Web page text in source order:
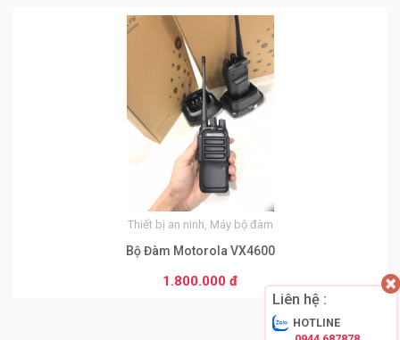
Liên hệ :
HOTLINE
Thiết bị an ninh, Máy bộ đàm
Bộ Đàm Motorola VX4600
1.800.000 đ
0